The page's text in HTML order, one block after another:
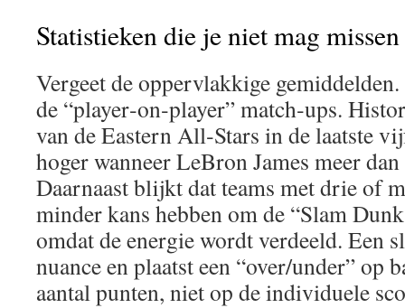
Statistieken die je niet mag missen
Vergeet de oppervlakkige
de “player‑on‑player” match‑ups.
van de Eastern All‑Stars in de laatste
hoger wanneer LeBron James meer
Daarnaast blijkt dat teams met drie of
minder kans hebben om de “Slam
omdat de energie wordt verdeeld. Een
nuance en plaatst een “over/under” op
aantal punten, niet op de individuele